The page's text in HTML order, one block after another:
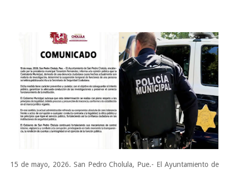
15 de mayo, 2026. San Pedro Cholula, Pue.- El Ayuntamiento de